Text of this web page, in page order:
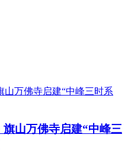
山万佛寺启建“中峰三